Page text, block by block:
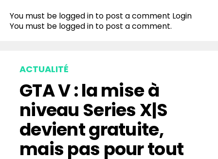
You must be logged in to post a comment Login
You must be logged in to post a comment.
ACTUALITÉ
GTA V : la mise à
niveau Series X|S
devient gratuite,
mais pas pour tout